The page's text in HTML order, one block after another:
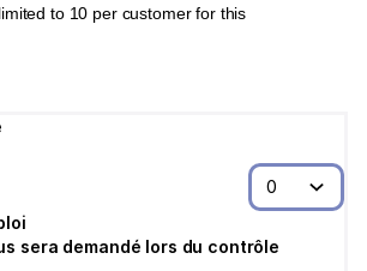
to 10 per customer for this
sera demandé lors du contrôle